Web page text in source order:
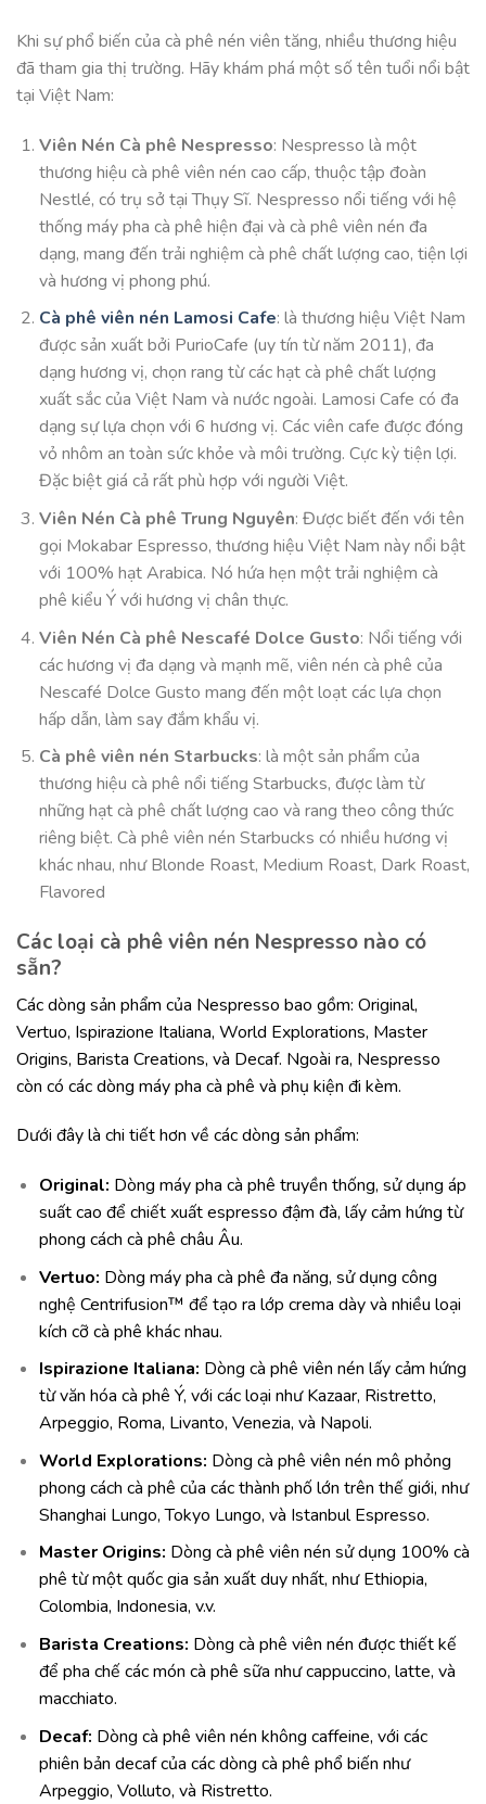
Khi sự phổ biến của cà phê nén viên tăng, nhiều thương hiệu
đã tham gia thị trường. Hãy khám phá một số tên tuổi nổi bật
tại Việt Nam:
Viên Nén Cà phê Nespresso: Nespresso là một
thương hiệu cà phê viên nén cao cấp, thuộc tập đoàn
Nestlé, có trụ sở tại Thụy Sĩ. Nespresso nổi tiếng với hệ
thống máy pha cà phê hiện đại và cà phê viên nén đa
dạng, mang đến trải nghiệm cà phê chất lượng cao, tiện lợi
và hương vị phong phú.
Cà phê viên nén Lamosi Cafe: là thương hiệu Việt Nam
được sản xuất bởi PurioCafe (uy tín từ năm 2011), đa
dạng hương vị, chọn rang từ các hạt cà phê chất lượng
xuất sắc của Việt Nam và nước ngoài. Lamosi Cafe có đa
dạng sự lựa chọn với 6 hương vị. Các viên cafe được đóng
vỏ nhôm an toàn sức khỏe và môi trường. Cực kỳ tiện lợi.
Đặc biệt giá cả rất phù hợp với người Việt.
Viên Nén Cà phê Trung Nguyên: Được biết đến với tên
gọi Mokabar Espresso, thương hiệu Việt Nam này nổi bật
với 100% hạt Arabica. Nó hứa hẹn một trải nghiệm cà
phê kiểu Ý với hương vị chân thực.
Viên Nén Cà phê Nescafé Dolce Gusto: Nổi tiếng với
các hương vị đa dạng và mạnh mẽ, viên nén cà phê của
Nescafé Dolce Gusto mang đến một loạt các lựa chọn
hấp dẫn, làm say đắm khẩu vị.
Cà phê viên nén Starbucks: là một sản phẩm của
thương hiệu cà phê nổi tiếng Starbucks, được làm từ
những hạt cà phê chất lượng cao và rang theo công thức
riêng biệt. Cà phê viên nén Starbucks có nhiều hương vị
khác nhau, như Blonde Roast, Medium Roast, Dark Roast,
Flavored
Các loại cà phê viên nén Nespresso nào có
sẵn?
Các dòng sản phẩm của Nespresso bao gồm: Original,
Vertuo, Ispirazione Italiana, World Explorations, Master
Origins, Barista Creations, và Decaf. Ngoài ra, Nespresso
còn có các dòng máy pha cà phê và phụ kiện đi kèm.
Dưới đây là chi tiết hơn về các dòng sản phẩm:
Original: Dòng máy pha cà phê truyền thống, sử dụng áp
suất cao để chiết xuất espresso đậm đà, lấy cảm hứng từ
phong cách cà phê châu Âu.
Vertuo: Dòng máy pha cà phê đa năng, sử dụng công
nghệ Centrifusion™ để tạo ra lớp crema dày và nhiều loại
kích cỡ cà phê khác nhau.
Ispirazione Italiana: Dòng cà phê viên nén lấy cảm hứng
từ văn hóa cà phê Ý, với các loại như Kazaar, Ristretto,
Arpeggio, Roma, Livanto, Venezia, và Napoli.
World Explorations: Dòng cà phê viên nén mô phỏng
phong cách cà phê của các thành phố lớn trên thế giới, như
Shanghai Lungo, Tokyo Lungo, và Istanbul Espresso.
Master Origins: Dòng cà phê viên nén sử dụng 100% cà
phê từ một quốc gia sản xuất duy nhất, như Ethiopia,
Colombia, Indonesia, v.v.
Barista Creations: Dòng cà phê viên nén được thiết kế
để pha chế các món cà phê sữa như cappuccino, latte, và
macchiato.
Decaf: Dòng cà phê viên nén không caffeine, với các
phiên bản decaf của các dòng cà phê phổ biến như
Arpeggio, Volluto, và Ristretto.